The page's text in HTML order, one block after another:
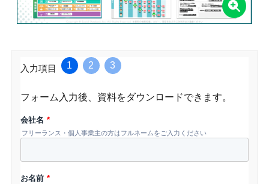
入力項目 1 2 3
フォーム入力後、資料をダウンロードできます。
会社名 *
フリーランス・個人事業主の方はフルネームをご入力ください
お名前 *